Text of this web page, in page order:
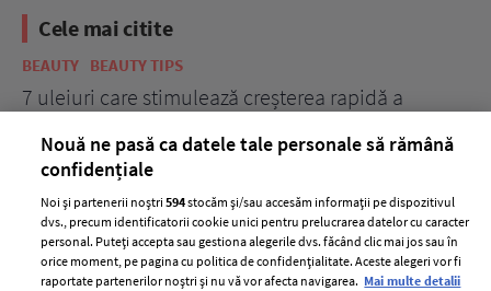
Cele mai citite
BEAUTY BEAUTY TIPS
7 uleiuri care stimulează creșterea rapidă a
Nouă ne pasă ca datele tale personale să rămână
confidențiale
Noi și partenerii noștri594stocăm și/sau accesăm informații pe dispozitivul
dvs., precum identificatorii cookie unici pentru prelucrarea datelor cu caracter
personal. Puteți accepta sau gestiona alegerile dvs. făcând clic mai jos sau în
orice moment, pe pagina cu politica de confidențialitate. Aceste alegeri vor fi
raportate partenerilor noștri și nu vă vor afecta navigarea. Mai multe detalii